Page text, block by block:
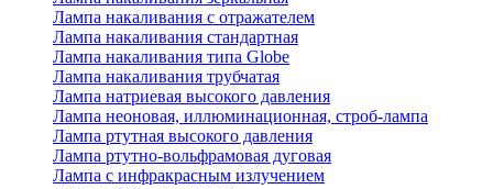
Лампа накаливания с отражателем
Лампа накаливания стандартная
Лампа накаливания типа Globe
Лампа накаливания трубчатая
Лампа натриевая высокого давления
Лампа неоновая, иллюминационная, строб-лампа
Лампа ртутная высокого давления
Лампа ртутно-вольфрамовая дуговая
Лампа с инфракрасным излучением